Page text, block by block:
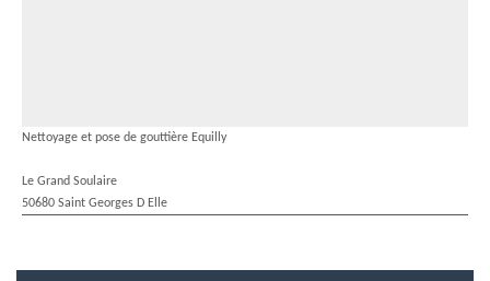
Nettoyage et pose de gouttière Equilly
Le Grand Soulaire
50680 Saint Georges D Elle